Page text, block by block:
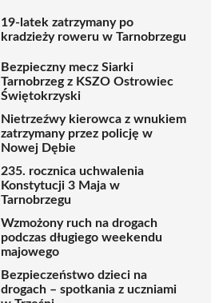
19-latek zatrzymany po
kradzieży roweru w Tarnobrzegu
Bezpieczny mecz Siarki
Tarnobrzeg z KSZO Ostrowiec
Świętokrzyski
Nietrzeźwy kierowca z wnukiem
zatrzymany przez policję w
Nowej Dębie
235. rocznica uchwalenia
Konstytucji 3 Maja w
Tarnobrzegu
Wzmożony ruch na drogach
podczas długiego weekendu
majowego
Bezpieczeństwo dzieci na
drogach – spotkania z uczniami